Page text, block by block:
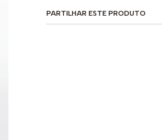
PARTILHAR ESTE PRODUTO